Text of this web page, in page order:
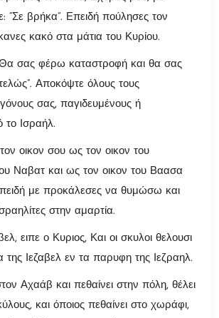
“Σε βρήκα”. Επειδή πούλησες τον
κακό στα μάτια του Κυρίου.
σας φέρω καταστροφή και θα σας
Αποκόψτε όλους τους
σας, παγιδευμένους ή
το Ισραήλ.
οικον σου ως τον οικον του
Ναβατ και ως τον οικον του Βαασα
με προκάλεσες να θυμώσω και
στην αμαρτία.
ειπε ο Κυριος, Και οι σκυλοι θελουσι
της Ιεζαβελ εν τα παρυφη της Ιεζραηλ.
Αχαάβ και πεθαίνει στην πόλη, θέλει
και όποιος πεθαίνει στο χωράφι,